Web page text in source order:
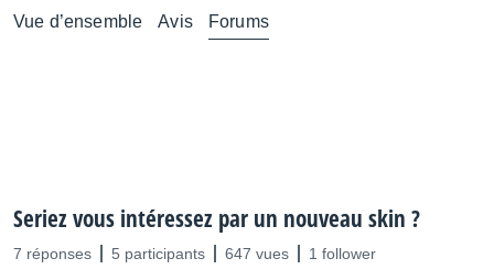
Vue d’ensemble Avis Forums
Seriez vous intéressez par un nouveau skin ?
7 réponses 5 participants 647 vues 1 follower